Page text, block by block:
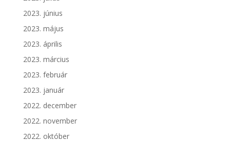
2023. június
2023. május
2023. április
2023. március
2023. február
2023. január
2022. december
2022. november
2022. október